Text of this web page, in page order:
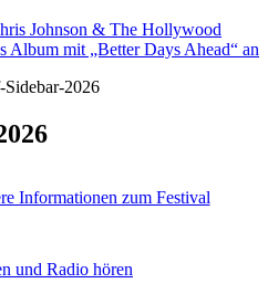
Johnson & The Hollywood
Album mit „Better Days Ahead“ an
2026